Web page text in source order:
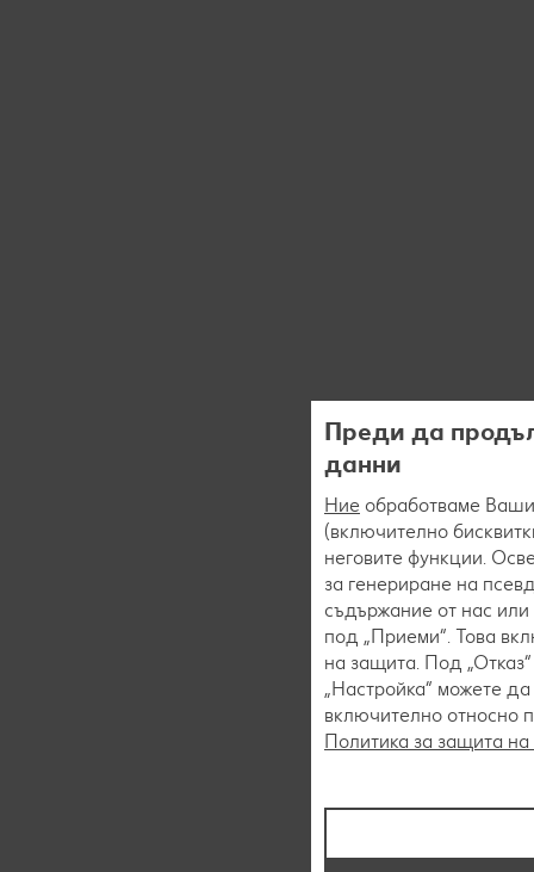
Преди да
данни
Ние обработваме
(включително
неговите функции.
за генериране на
съдържание от нас или
под „Приеми“. Това
на защита. Под
„Настройка“ можете
включително относно
Политика за защита